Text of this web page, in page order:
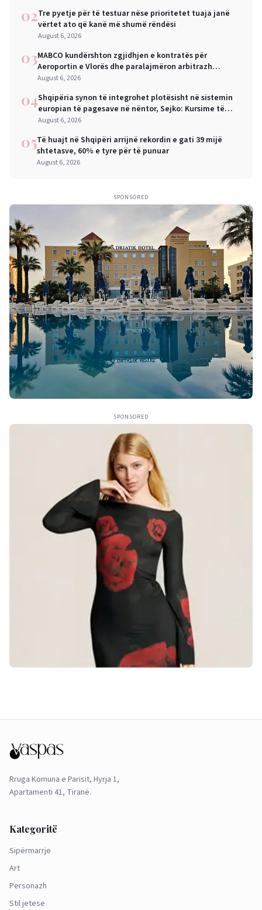
02Tre pyetje për të testuar nëse prioritetet tuaja janë
vërtet ato që kanë më shumë rëndësi
August 6, 2026
03MABCO kundërshton zgjidhjen e kontratës për
Aeroportin e Vlorës dhe paralajmëron arbitrazh
ndërkombëtar
August 6, 2026
04Shqipëria synon të integrohet plotësisht në sistemin
europian të pagesave në nëntor, Sejko: Kursime të
mëdha për qytetarët dhe bizneset
August 6, 2026
05Të huajt në Shqipëri arrijnë rekordin e gati 39 mijë
shtetasve, 60% e tyre për të punuar
August 6, 2026
SPONSORED
SPONSORED
Rruga Komuna e Parisit, Hyrja 1,
Apartamenti 41, Tiranë.
Kategoritë
Sipërmarrje
Art
Personazh
Stil jetese